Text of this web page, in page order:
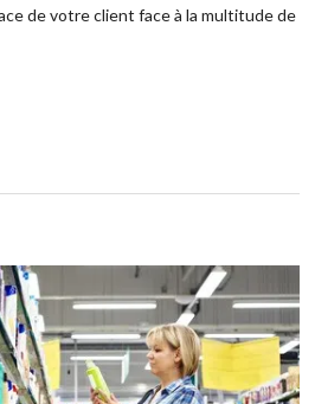
de votre client face à la multitude de